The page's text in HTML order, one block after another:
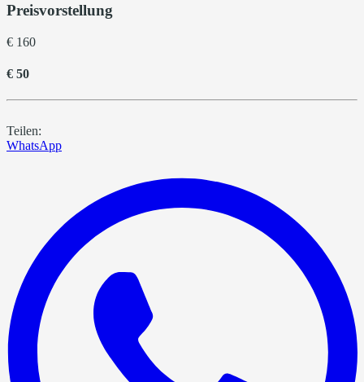
Preisvorstellung
€ 160
€ 50
Teilen:
WhatsApp